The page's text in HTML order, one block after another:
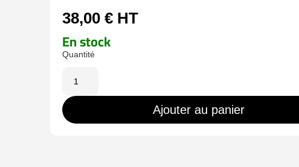
38,00 € HT
En stock
HY-
C280A
Ajouter au panier